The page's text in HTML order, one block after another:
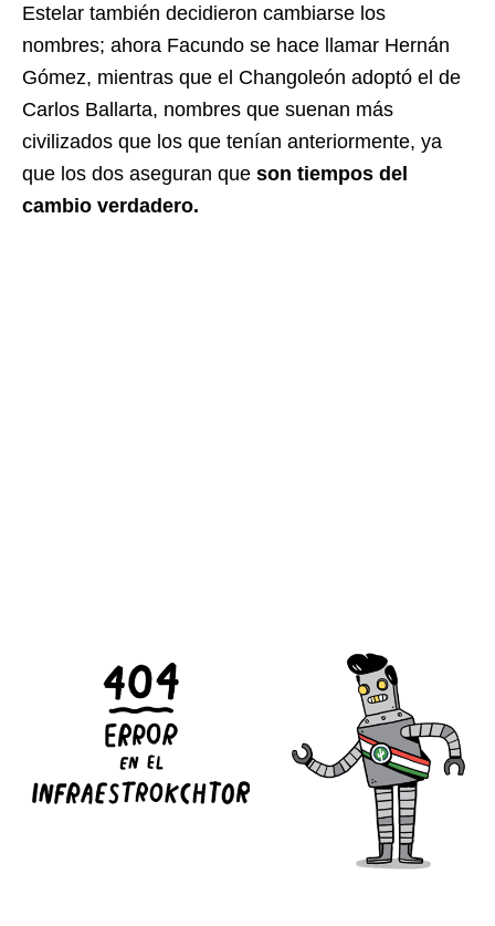
Estelar también decidieron cambiarse los
nombres; ahora Facundo se hace llamar Hernán
Gómez, mientras que el Changoleón adoptó el de
Carlos Ballarta, nombres que suenan más
civilizados que los que tenían anteriormente, ya
que los dos aseguran que son tiempos del
cambio verdadero.